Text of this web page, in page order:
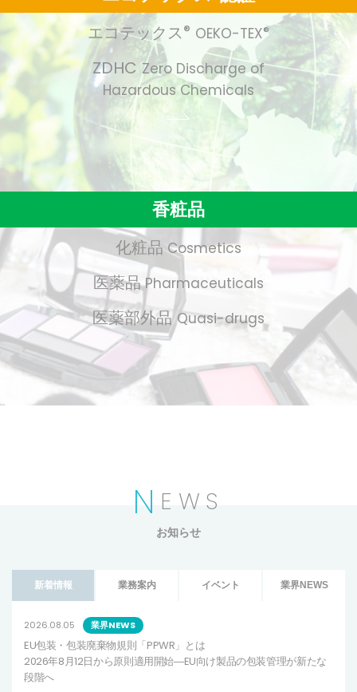
エコテックス® OEKO-TEX®
ZDHC Zero Discharge of
Hazardous Chemicals
香粧品
化粧品 Cosmetics
医薬品 Pharmaceuticals
医薬部外品 Quasi-drugs
N EWS
お知らせ
新着情報 業務案内 イベント 業界NEWS
2026.08.05 業界NEWS
EU包装・包装廃棄物規則「PPWR」とは
2026年8月12日から原則適用開始―EU向け製品の包装管理が新たな
段階へ